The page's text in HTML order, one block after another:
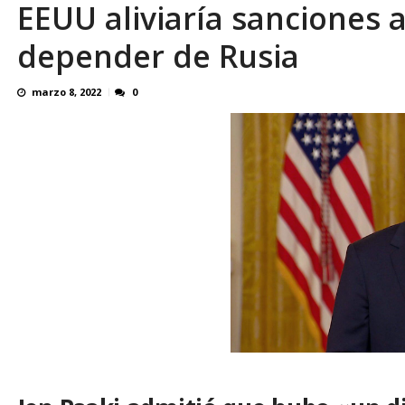
Binance despliega su tarjeta en
EEUU aliviaría
depender de Rusia
marzo 8, 2022 0